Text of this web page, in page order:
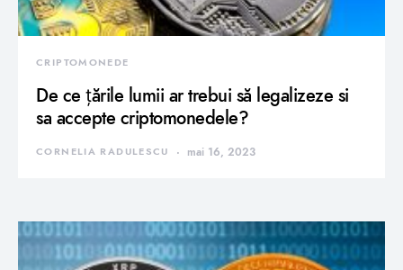
CRIPTOMONEDE
De ce țările lumii ar trebui să legalizeze si
sa accepte criptomonedele?
CORNELIA RADULESCU mai 16, 2023